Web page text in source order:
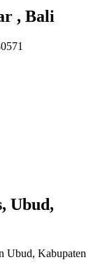
, Bali
Ubud,
Ubud, Kabupaten